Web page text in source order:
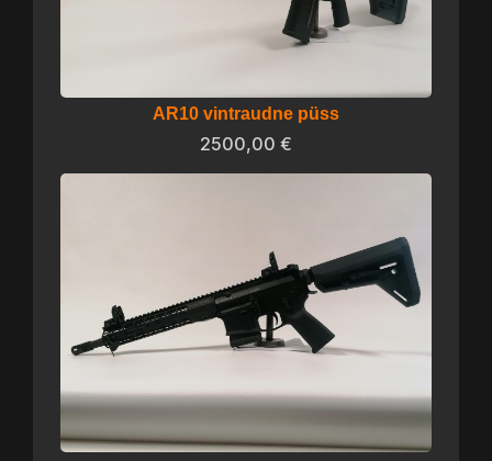
AR10 vintraudne püss
2500,00 €